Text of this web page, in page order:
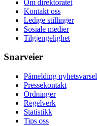
Om direktoratet
Kontakt oss
Ledige stillinger
Sosiale medier
Tilgjengelighet
Snarveier
Påmelding nyhetsvarsel
Pressekontakt
Ordninger
Regelverk
Statistikk
Tips oss